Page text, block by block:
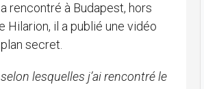
rencontré à Budapest, hors
Hilarion, il a publié une vidéo
secret.
lesquelles j’ai rencontré le